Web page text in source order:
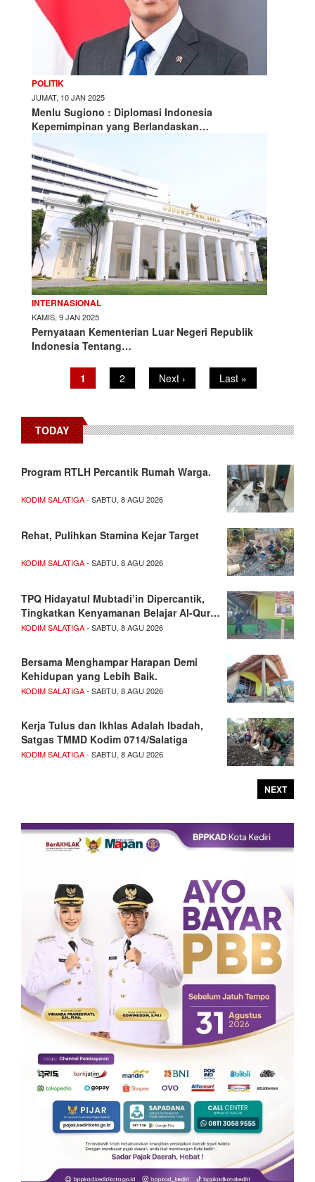
POLITIK
JUMAT, 10 JAN 2025
Menlu Sugiono : Diplomasi Indonesia
Kepemimpinan yang Berlandaskan…
INTERNASIONAL
KAMIS, 9 JAN 2025
Pernyataan Kementerian Luar Negeri Republik
Indonesia Tentang…
PaginationCurrent
page
1 Page
2
Next
page
Next ›
Last
page
Last »
TODAY
Program RTLH Percantik Rumah Warga.
KODIM SALATIGA- SABTU, 8 AGU 2026
Rehat, Pulihkan Stamina Kejar Target
KODIM SALATIGA- SABTU, 8 AGU 2026
TPQ Hidayatul Mubtadi’in Dipercantik,
Tingkatkan Kenyamanan Belajar Al-Qur…
KODIM SALATIGA- SABTU, 8 AGU 2026
Bersama Menghampar Harapan Demi
Kehidupan yang Lebih Baik.
KODIM SALATIGA- SABTU, 8 AGU 2026
Kerja Tulus dan Ikhlas Adalah Ibadah,
Satgas TMMD Kodim 0714/Salatiga
KODIM SALATIGA- SABTU, 8 AGU 2026
NEXT